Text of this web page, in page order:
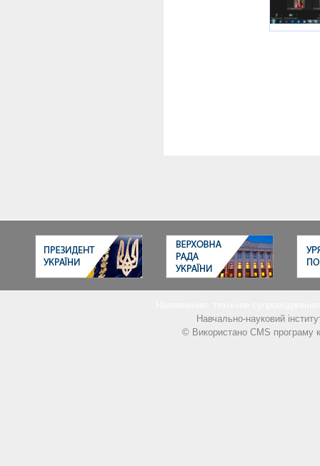
Навчально-науковий
© Використано CMS програму